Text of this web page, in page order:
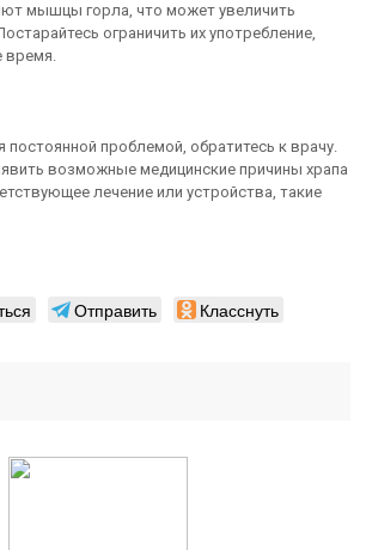
мышцы горла, что может увеличить
ограничить их употребление,
время.
постоянной проблемой, обратитесь к врачу.
возможные медицинские причины храпа
лечение или устройства, такие
Отправить Класснуть